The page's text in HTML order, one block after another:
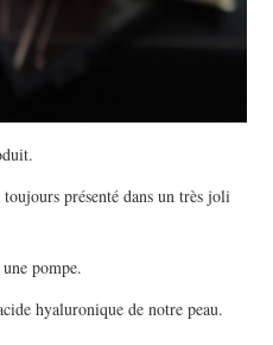
présenté dans un très joli
pompe.
hyaluronique de notre peau.